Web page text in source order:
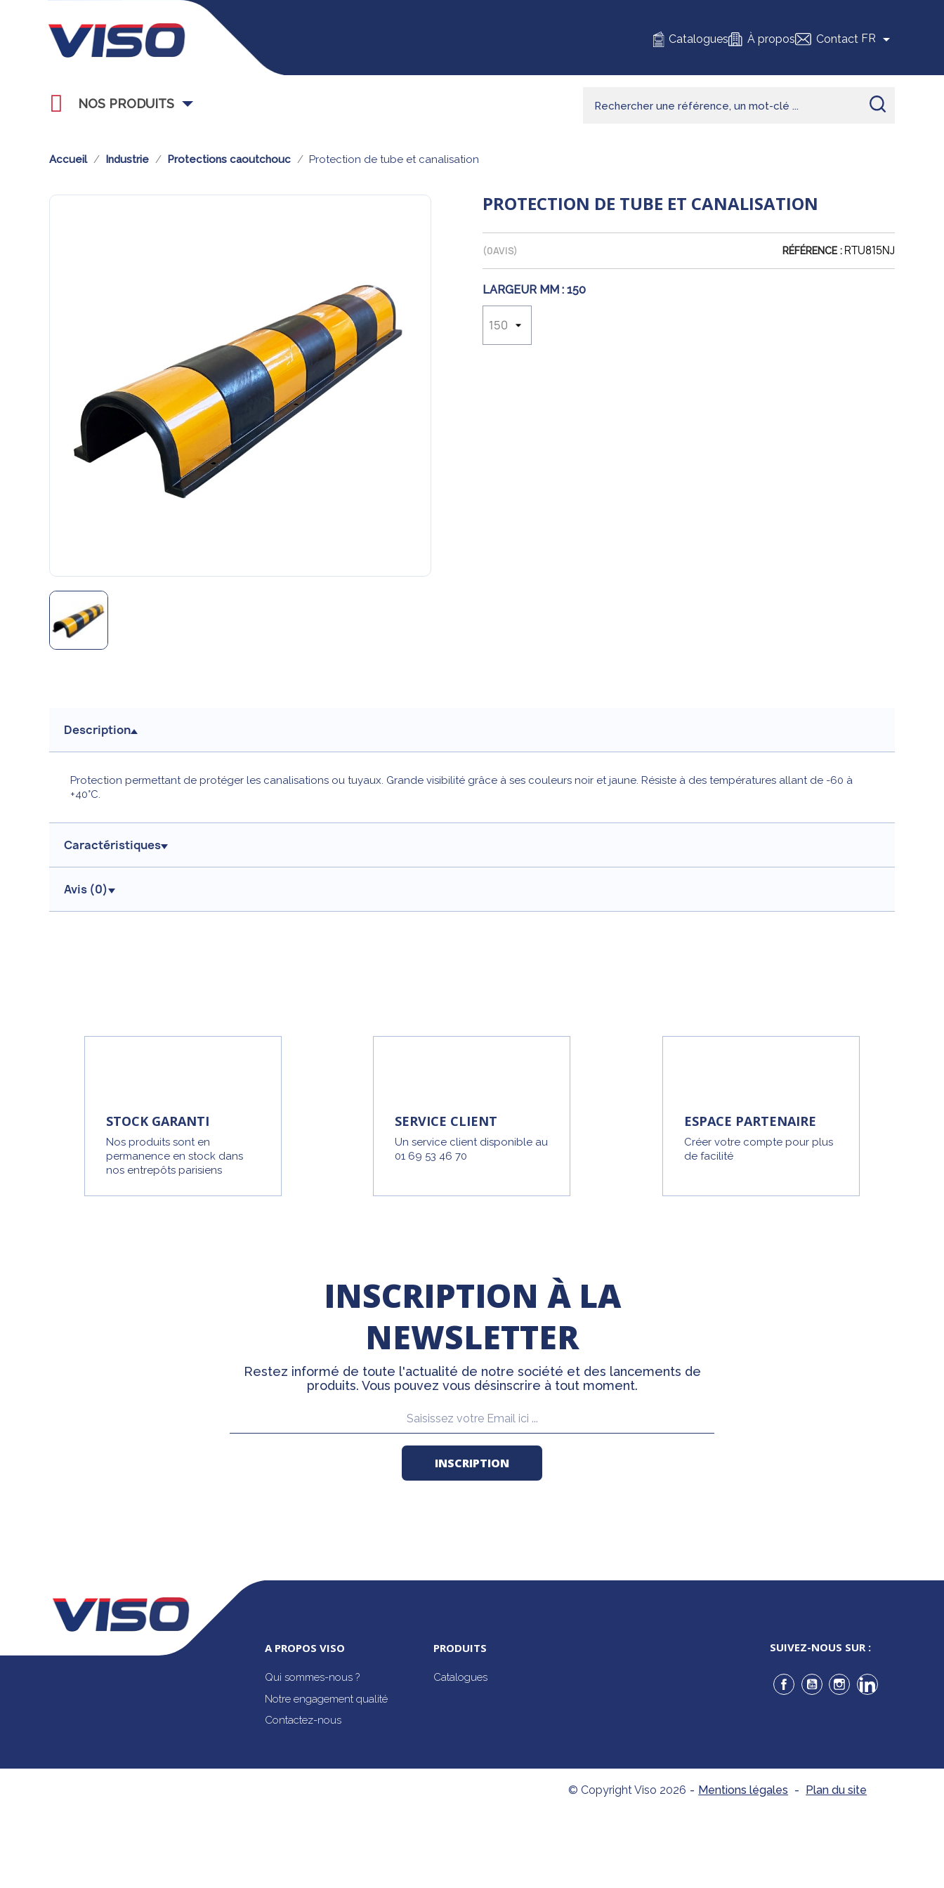
Catalogues À propos Contact FR 
NOS PRODUITS
Accueil Industrie Protections caoutchouc Protection de tube et canalisation
PROTECTION DE TUBE ET CANALISATION
(0AVIS) RÉFÉRENCE : RTU815NJ
LARGEUR MM : 150
Description
Protection permettant de protéger les canalisations ou tuyaux. Grande visibilité grâce à ses couleurs noir et jaune. Résiste à des températures allant de -60 à
+40°C.
Caractéristiques
Avis (0)
STOCK GARANTI
Nos produits sont en
permanence en stock dans
nos entrepôts parisiens
SERVICE CLIENT
Un service client disponible au
01 69 53 46 70
ESPACE PARTENAIRE
Créer votre compte pour plus
de facilité
INSCRIPTION À LA
NEWSLETTER
Restez informé de toute l'actualité de notre société et des lancements de
produits. Vous pouvez vous désinscrire à tout moment.
A PROPOS VISO
Qui sommes-nous ?
Notre engagement qualité
Contactez-nous
PRODUITS
Catalogues
SUIVEZ-NOUS SUR :
Facebook
YouTubeInstagramLinkedIn
© Copyright Viso 2026 - Mentions légales - Plan du site